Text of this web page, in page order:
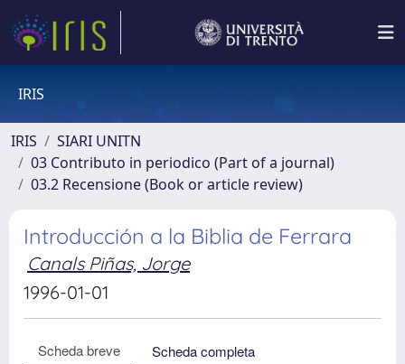
IRIS
IRIS
SIARI UNITN
03 Contributo in periodico (Part of a journal)
03.2 Recensione (Book or article review)
Introducción a la Biblia de Ferrara
Canals Piñas, Jorge
1996-01-01
Scheda breve
Scheda completa